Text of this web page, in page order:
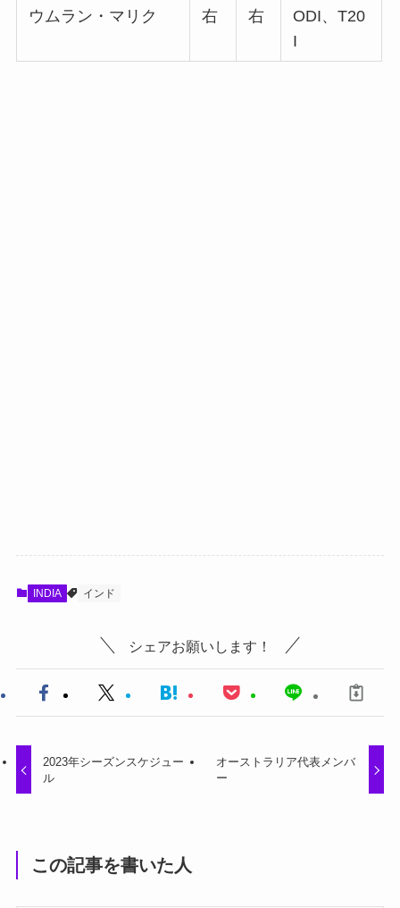
ウムラン・マリク 右 右
ODI、T20
I
INDIA インド
シェアお願いします！
2023年シーズンスケジュー
ル
オーストラリア代表メンバ
ー
この記事を書いた人